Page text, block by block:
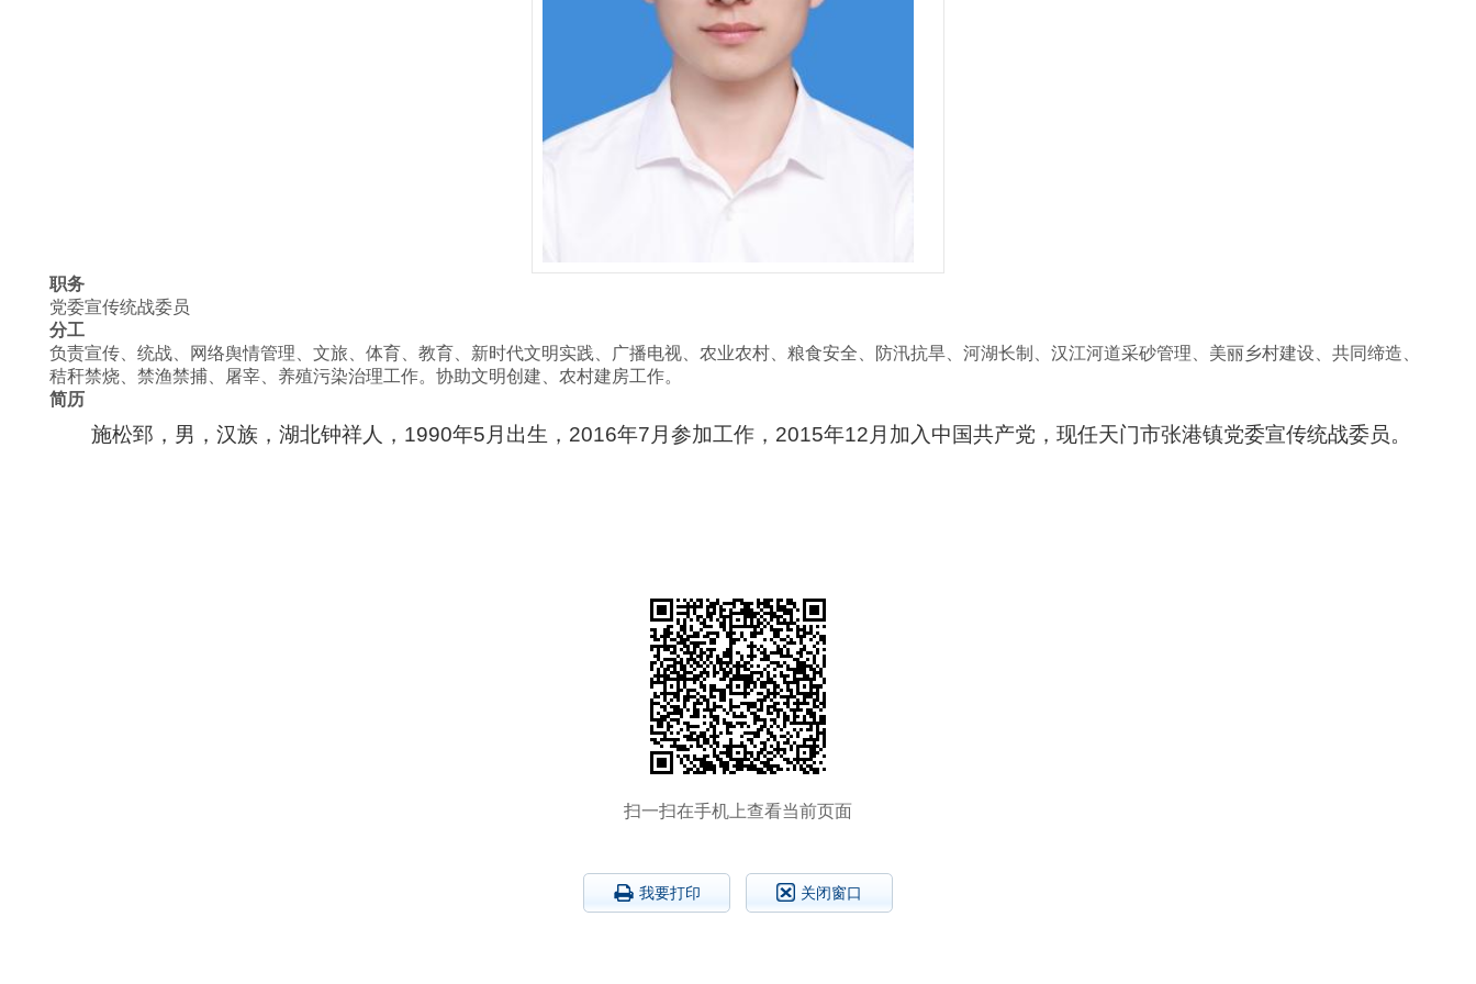
职务
党委宣传统战委员
分工
负责宣传、统战、网络舆情管理、文旅、体育、教育、新时代文明实践、广播电视、农业农村、粮食安全、防汛抗旱、河湖长制、汉江河道采砂管理、美丽乡村建设、共同缔造、
秸秆禁烧、禁渔禁捕、屠宰、养殖污染治理工作。协助文明创建、农村建房工作。
简历
施松郅，男，汉族，湖北钟祥人， 1990年5月出生，2016年7月参加工作，2015年12月加入中国共产党，现任天门市张港镇党委宣传统战委员。
扫一扫在手机上查看当前页面
我要打印 关闭窗口